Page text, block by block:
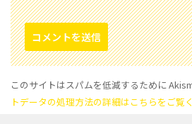
このサイトはスパムを低減するために
トデータの処理方法の詳細はこちらをご覧